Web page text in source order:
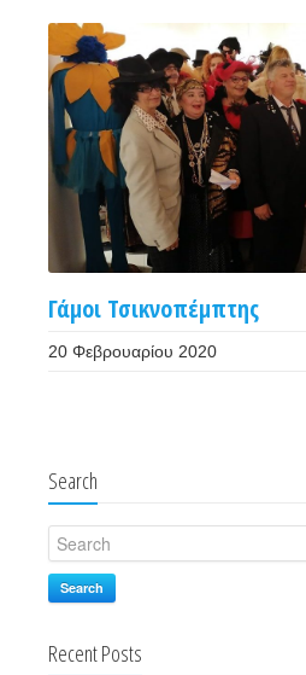
Γάμοι Τσικνοπέμπτης
20 Φεβρουαρίου 2020
Search
Search
Recent Posts